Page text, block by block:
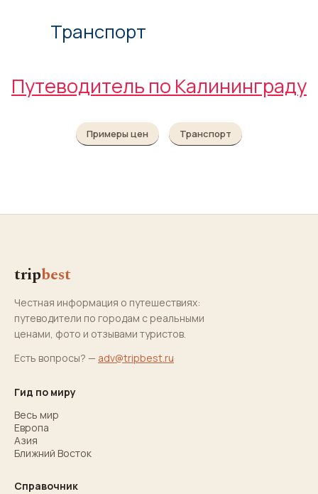
Транспорт
Путеводитель по Калининграду
Примеры цен Транспорт
tripbest
Честная информация о путешествиях:
путеводители по городам с реальными
ценами, фото и отзывами туристов.
Есть вопросы? — adv@tripbest.ru
Гид по миру
Весь мир
Европа
Азия
Ближний Восток
Справочник